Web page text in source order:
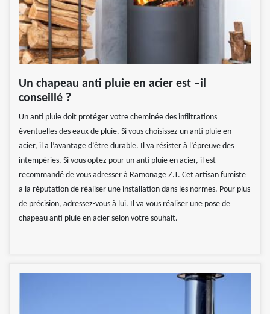
Un chapeau anti pluie en acier est –il
conseillé ?
Un anti pluie doit protéger votre cheminée des infiltrations
éventuelles des eaux de pluie. Si vous choisissez un anti pluie en
acier, il a l’avantage d’être durable. Il va résister à l’épreuve des
intempéries. Si vous optez pour un anti pluie en acier, il est
recommandé de vous adresser à Ramonage Z.T. Cet artisan fumiste
a la réputation de réaliser une installation dans les normes. Pour plus
de précision, adressez-vous à lui. Il va vous réaliser une pose de
chapeau anti pluie en acier selon votre souhait.